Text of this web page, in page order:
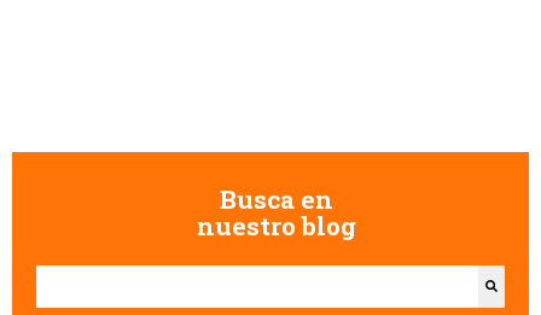
Busca en
nuestro blog
Esto es un campo de búsqueda con una función de texto predictivo.